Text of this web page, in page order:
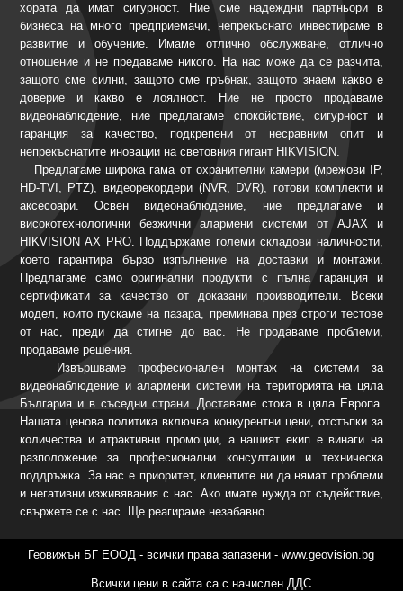
хората да имат сигурност. Ние сме надеждни партньори в
бизнеса на много предприемачи, непрекъснато инвестираме в
развитие и обучение. Имаме отлично обслужване, отлично
отношение и не предаваме никого. На нас може да се разчита,
защото сме силни, защото сме гръбнак, защото знаем какво е
доверие и какво е лоялност. Ние не просто продаваме
видеонаблюдение, ние предлагаме спокойствие, сигурност и
гаранция за качество, подкрепени от несравним опит и
непрекъснатите иновации на световния гигант HIKVISION.
Предлагаме широка гама от охранителни камери (мрежови IP,
HD-TVI, PTZ), видеорекордери (NVR, DVR), готови комплекти и
аксесоари. Освен видеонаблюдение, ние предлагаме и
високотехнологични безжични алармени системи от AJAX и
HIKVISION AX PRO. Поддържаме големи складови наличности,
което гарантира бързо изпълнение на доставки и монтажи.
Предлагаме само оригинални продукти с пълна гаранция и
сертификати за качество от доказани производители. Всеки
модел, които пускаме на пазара, преминава през строги тестове
от нас, преди да стигне до вас. Не продаваме проблеми,
продаваме решения.
Извършваме професионален монтаж на системи за
видеонаблюдение и алармени системи на територията на цяла
България и в съседни страни. Доставяме стока в цяла Европа.
Нашата ценова политика включва конкурентни цени, отстъпки за
количества и атрактивни промоции, а нашият екип е винаги на
разположение за професионални консултации и техническа
поддръжка. За нас е приоритет, клиентите ни да нямат проблеми
и негативни изживявания с нас. Ако имате нужда от съдействие,
свържете се с нас. Ще реагираме незабавно.
Геовижън БГ ЕООД - всички права запазени - www.geovision.bg
Всички цени в сайта са с начислен ДДС